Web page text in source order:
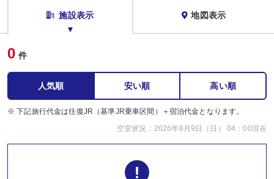
施設表示 地図表示
0 件
人気順 安い順 高い順
※ 下記旅行代金は往復JR（基準JR乗車区間）＋宿泊代金となります。
空室状況：2026年8月9日（日） 04：00現在